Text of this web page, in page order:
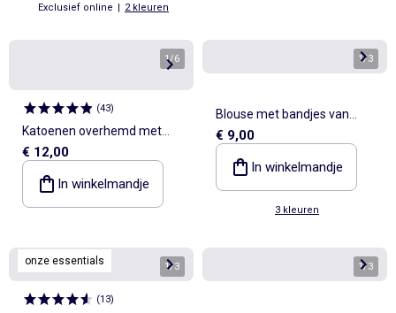
Exclusief online | 2 kleuren
1/6
(43)
Katoenen overhemd met
afneembare vlinderdas
€ 12,00
In winkelmandje
1/3
Blouse met bandjes van
dobby
€ 9,00
In winkelmandje
3 kleuren
onze essentials 1/3
(13)
1/3